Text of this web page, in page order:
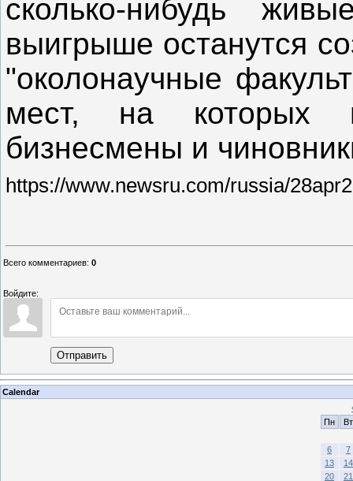
сколько-нибудь
выигрыше останутся
"околонаучные
мест, на которых
бизнесмены и
https://www.newsru.com/russia/
Всего комментариев: 0
Войдите:
Отправить
Calendar
Пн
Вт
6
7
13
14
20
21